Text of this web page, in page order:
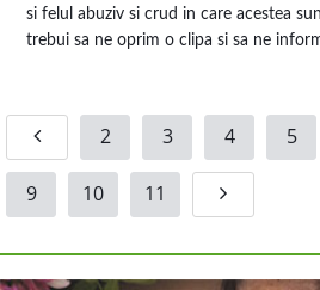
si felul abuziv si crud in care acestea
trebui sa ne oprim o clipa si sa ne
2 3 4 5
9 10 11